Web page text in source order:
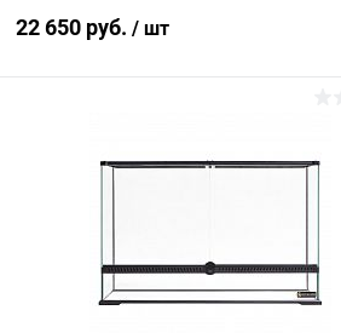
22 650 руб. / шт